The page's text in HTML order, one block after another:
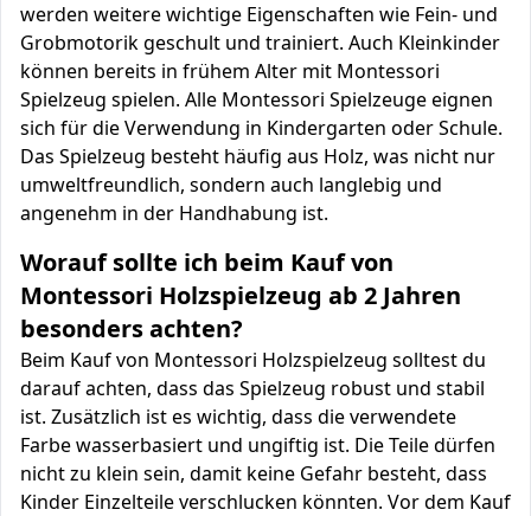
werden weitere wichtige Eigenschaften wie Fein- und
Grobmotorik geschult und trainiert. Auch Kleinkinder
können bereits in frühem Alter mit Montessori
Spielzeug spielen. Alle Montessori Spielzeuge eignen
sich für die Verwendung in Kindergarten oder Schule.
Das Spielzeug besteht häufig aus Holz, was nicht nur
umweltfreundlich, sondern auch langlebig und
angenehm in der Handhabung ist.
Worauf sollte ich beim Kauf von
Montessori Holzspielzeug ab 2 Jahren
besonders achten?
Beim Kauf von Montessori Holzspielzeug solltest du
darauf achten, dass das Spielzeug robust und stabil
ist. Zusätzlich ist es wichtig, dass die verwendete
Farbe wasserbasiert und ungiftig ist. Die Teile dürfen
nicht zu klein sein, damit keine Gefahr besteht, dass
Kinder Einzelteile verschlucken könnten. Vor dem Kauf